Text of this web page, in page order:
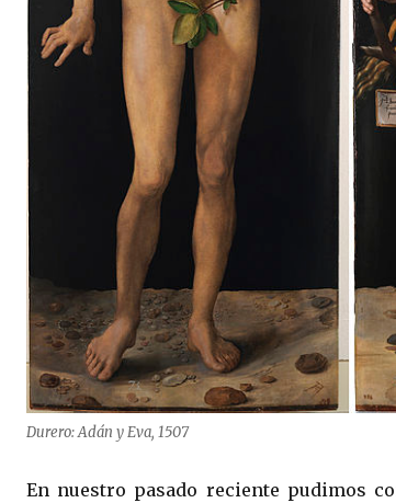
Durero: Adán y Eva, 1507
En nuestro pasado reciente pudimos